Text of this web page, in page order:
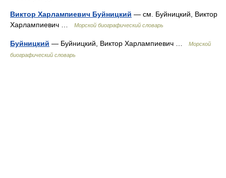
Виктор Харлампиевич Буйницкий — см. Буйницкий, Виктор
Харлампиевич …
Морской биографический словарь
Буйницкий — Буйницкий, Виктор Харлампиевич …
Морской
биографический словарь